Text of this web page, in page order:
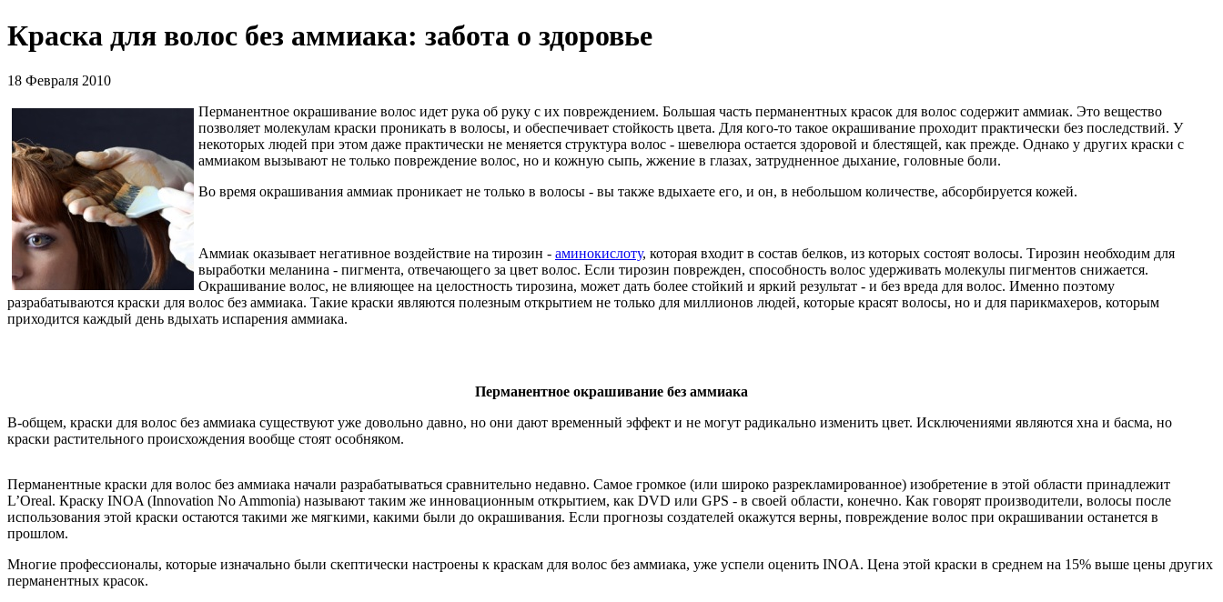
Краска для волос без аммиака: забота о здоровье
18 Февраля 2010
Перманентное окрашивание волос идет рука об руку с их повреждением. Большая часть перманентных красок для волос содержит аммиак. Это вещество
позволяет молекулам краски проникать в волосы, и обеспечивает стойкость цвета. Для кого-то такое окрашивание проходит практически без последствий. У
некоторых людей при этом даже практически не меняется структура волос - шевелюра остается здоровой и блестящей, как прежде. Однако у других краски с
аммиаком вызывают не только повреждение волос, но и кожную сыпь, жжение в глазах, затрудненное дыхание, головные боли.
Во время окрашивания аммиак проникает не только в волосы - вы также вдыхаете его, и он, в небольшом количестве, абсорбируется кожей.
Аммиак оказывает негативное воздействие на тирозин - аминокислоту, которая входит в состав белков, из которых состоят волосы. Тирозин необходим для
выработки меланина - пигмента, отвечающего за цвет волос. Если тирозин поврежден, способность волос удерживать молекулы пигментов снижается.
Окрашивание волос, не влияющее на целостность тирозина, может дать более стойкий и яркий результат - и без вреда для волос. Именно поэтому
разрабатываются краски для волос без аммиака. Такие краски являются полезным открытием не только для миллионов людей, которые красят волосы, но и для парикмахеров, которым
приходится каждый день вдыхать испарения аммиака.
Перманентное окрашивание без аммиака
В-общем, краски для волос без аммиака существуют уже довольно давно, но они дают временный эффект и не могут радикально изменить цвет. Исключениями являются хна и басма, но
краски растительного происхождения вообще стоят особняком.
Перманентные краски для волос без аммиака начали разрабатываться сравнительно недавно. Самое громкое (или широко разрекламированное) изобретение в этой области принадлежит
L’Oreal. Краску INOA (Innovation No Ammonia) называют таким же инновационным открытием, как DVD или GPS - в своей области, конечно. Как говорят производители, волосы после
использования этой краски остаются такими же мягкими, какими были до окрашивания. Если прогнозы создателей окажутся верны, повреждение волос при окрашивании останется в
прошлом.
Многие профессионалы, которые изначально были скептически настроены к краскам для волос без аммиака, уже успели оценить INOA. Цена этой краски в среднем на 15% выше цены других
перманентных красок.